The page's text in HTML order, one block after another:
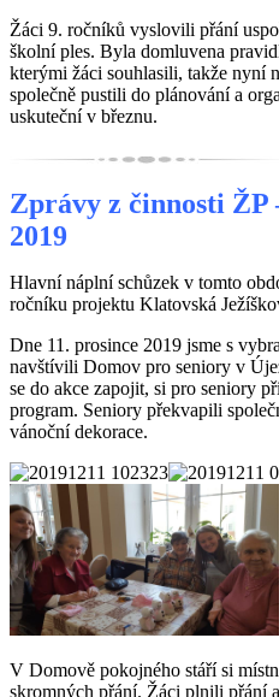
Žáci 9. ročníků vyslovili přání
školní ples. Byla domluvena
kterými žáci souhlasili, takže nyní
společně pustili do plánování a
uskuteční v březnu.
Zprávy z činnosti ŽP
2019
Hlavní náplní schůzek v tomto
ročníku projektu Klatovská
Dne 11. prosince 2019 jsme s
navštívili Domov pro seniory v
se do akce zapojit, si pro seniory
program. Seniory překvapili
vánoční dekorace.
V Domově pokojného stáří si
skromných přání. Žáci plnili přání